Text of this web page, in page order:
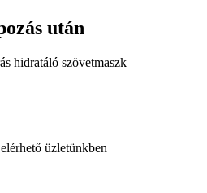
után
hidratáló szövetmaszk
üzletünkben